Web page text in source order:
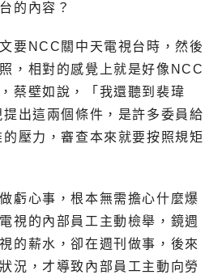
的內容？
要NCC關中天電視台時，然後
，相對的感覺上就是好像NCC
蔡壁如說，「我還聽到裴瑋
出這兩個條件，是許多委員給
壓力，審查本來就要按照規矩
虧心事，根本無需擔心什麼爆
視的內部員工主動檢舉，鏡週
的薪水，卻在週刊做事，後來
況，才導致內部員工主動向勞